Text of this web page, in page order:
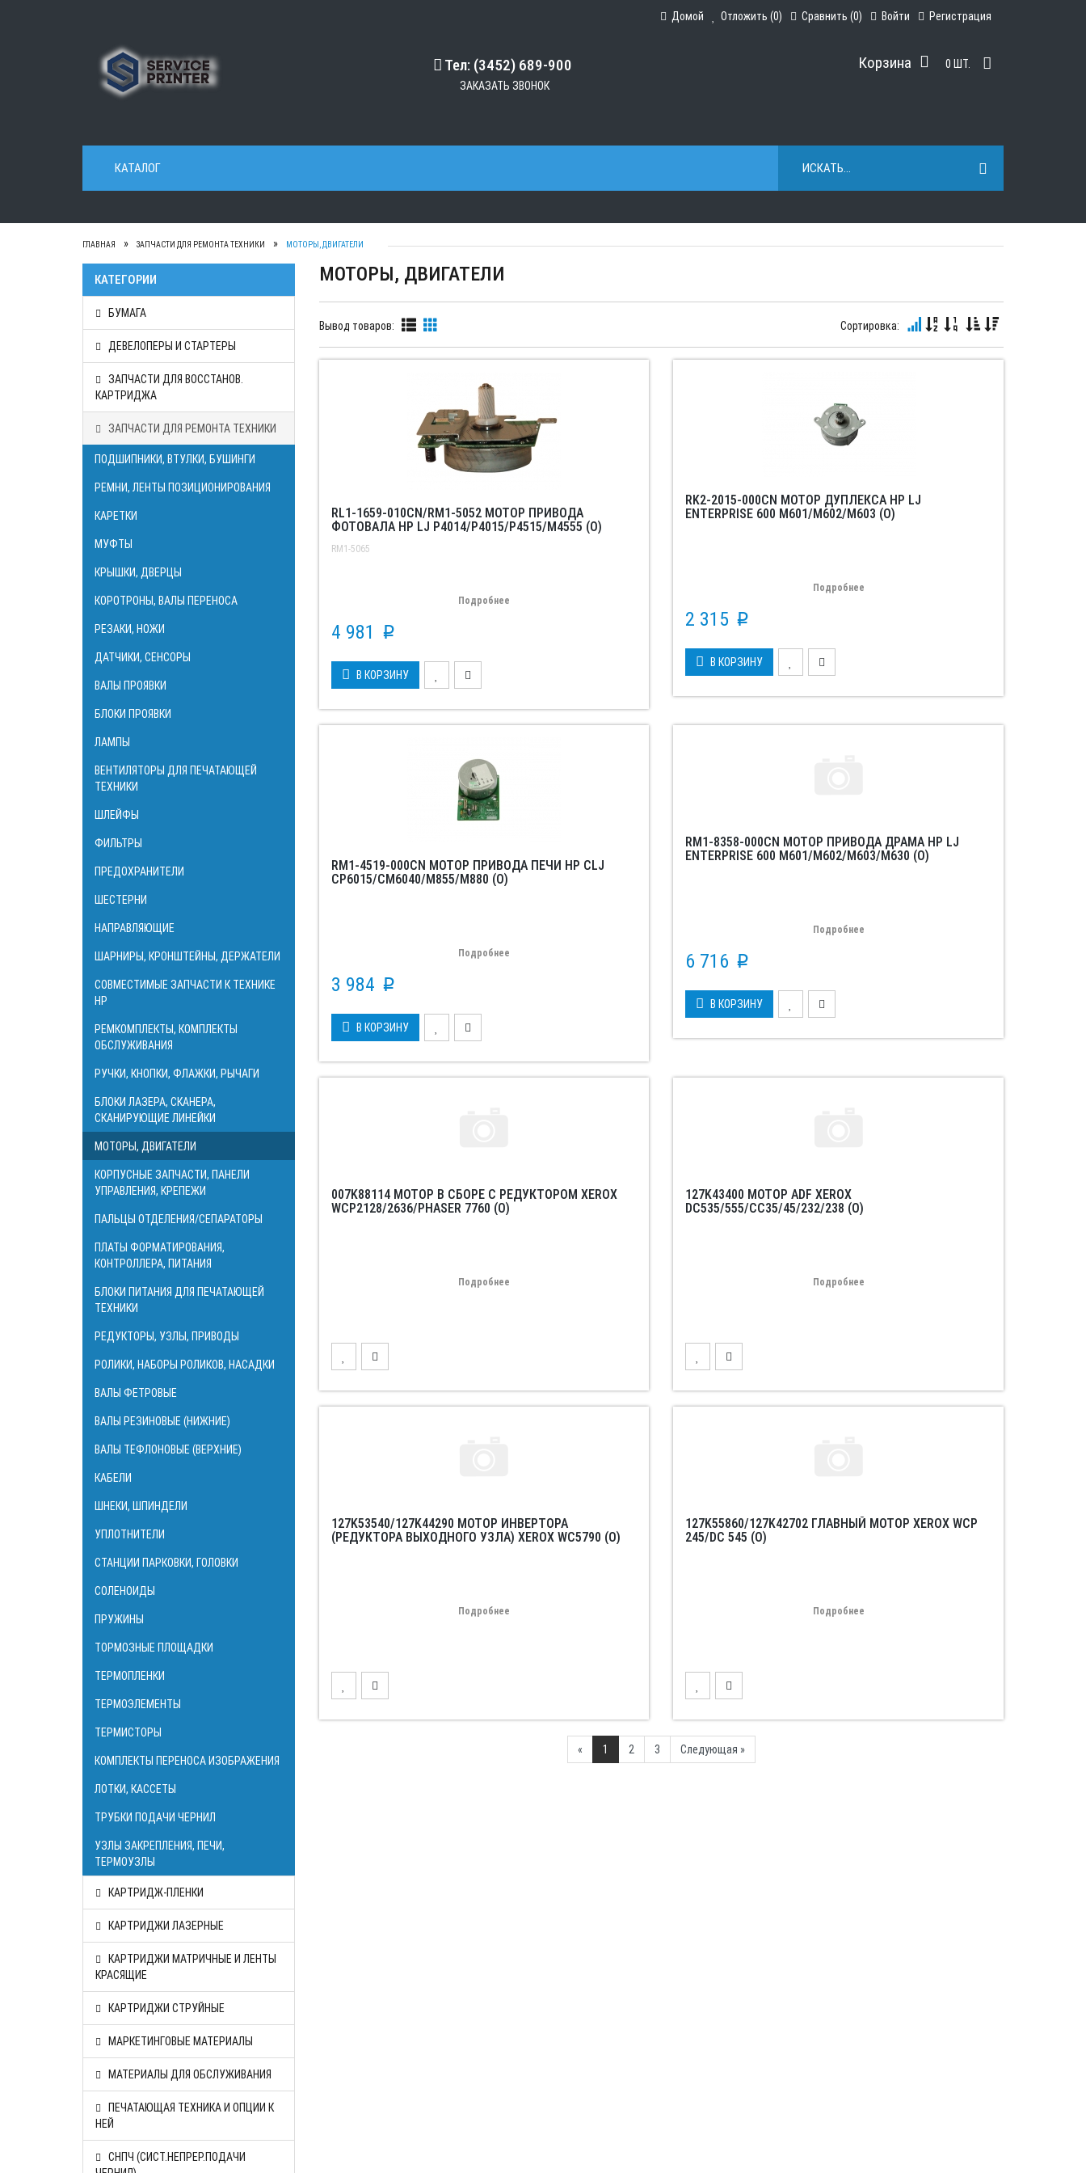
Домой Отложить (0) Сравнить (0) Войти Регистрация
Тел: (3452) 689-900
ЗАКАЗАТЬ ЗВОНОК
Корзина 0 ШТ.
КАТАЛОГ
ГЛАВНАЯ ЗАПЧАСТИ ДЛЯ РЕМОНТА ТЕХНИКИ МОТОРЫ, ДВИГАТЕЛИ
КАТЕГОРИИ
БУМАГА
ДЕВЕЛОПЕРЫ И СТАРТЕРЫ
ЗАПЧАСТИ ДЛЯ ВОССТАНОВ.
КАРТРИДЖА
ЗАПЧАСТИ ДЛЯ РЕМОНТА ТЕХНИКИ
ПОДШИПНИКИ, ВТУЛКИ, БУШИНГИ
РЕМНИ, ЛЕНТЫ ПОЗИЦИОНИРОВАНИЯ
КАРЕТКИ
МУФТЫ
КРЫШКИ, ДВЕРЦЫ
КОРОТРОНЫ, ВАЛЫ ПЕРЕНОСА
РЕЗАКИ, НОЖИ
ДАТЧИКИ, СЕНСОРЫ
ВАЛЫ ПРОЯВКИ
БЛОКИ ПРОЯВКИ
ЛАМПЫ
ВЕНТИЛЯТОРЫ ДЛЯ ПЕЧАТАЮЩЕЙ
ТЕХНИКИ
ШЛЕЙФЫ
ФИЛЬТРЫ
ПРЕДОХРАНИТЕЛИ
ШЕСТЕРНИ
НАПРАВЛЯЮЩИЕ
ШАРНИРЫ, КРОНШТЕЙНЫ, ДЕРЖАТЕЛИ
СОВМЕСТИМЫЕ ЗАПЧАСТИ К ТЕХНИКЕ
HP
РЕМКОМПЛЕКТЫ, КОМПЛЕКТЫ
ОБСЛУЖИВАНИЯ
РУЧКИ, КНОПКИ, ФЛАЖКИ, РЫЧАГИ
БЛОКИ ЛАЗЕРА, СКАНЕРА,
СКАНИРУЮЩИЕ ЛИНЕЙКИ
МОТОРЫ, ДВИГАТЕЛИ
КОРПУСНЫЕ ЗАПЧАСТИ, ПАНЕЛИ
УПРАВЛЕНИЯ, КРЕПЕЖИ
ПАЛЬЦЫ ОТДЕЛЕНИЯ/СЕПАРАТОРЫ
ПЛАТЫ ФОРМАТИРОВАНИЯ,
КОНТРОЛЛЕРА, ПИТАНИЯ
БЛОКИ ПИТАНИЯ ДЛЯ ПЕЧАТАЮЩЕЙ
ТЕХНИКИ
РЕДУКТОРЫ, УЗЛЫ, ПРИВОДЫ
РОЛИКИ, НАБОРЫ РОЛИКОВ, НАСАДКИ
ВАЛЫ ФЕТРОВЫЕ
ВАЛЫ РЕЗИНОВЫЕ (НИЖНИЕ)
ВАЛЫ ТЕФЛОНОВЫЕ (ВЕРХНИЕ)
КАБЕЛИ
ШНЕКИ, ШПИНДЕЛИ
УПЛОТНИТЕЛИ
СТАНЦИИ ПАРКОВКИ, ГОЛОВКИ
СОЛЕНОИДЫ
ПРУЖИНЫ
ТОРМОЗНЫЕ ПЛОЩАДКИ
ТЕРМОПЛЕНКИ
ТЕРМОЭЛЕМЕНТЫ
ТЕРМИСТОРЫ
КОМПЛЕКТЫ ПЕРЕНОСА ИЗОБРАЖЕНИЯ
ЛОТКИ, КАССЕТЫ
ТРУБКИ ПОДАЧИ ЧЕРНИЛ
УЗЛЫ ЗАКРЕПЛЕНИЯ, ПЕЧИ,
ТЕРМОУЗЛЫ
КАРТРИДЖ-ПЛЕНКИ
КАРТРИДЖИ ЛАЗЕРНЫЕ
КАРТРИДЖИ МАТРИЧНЫЕ И ЛЕНТЫ
КРАСЯЩИЕ
КАРТРИДЖИ СТРУЙНЫЕ
МАРКЕТИНГОВЫЕ МАТЕРИАЛЫ
МАТЕРИАЛЫ ДЛЯ ОБСЛУЖИВАНИЯ
ПЕЧАТАЮЩАЯ ТЕХНИКА И ОПЦИИ К
НЕЙ
СНПЧ (СИСТ.НЕПРЕР.ПОДАЧИ
МОТОРЫ, ДВИГАТЕЛИ
Вывод товаров: Сортировка:
RL1-1659-010CN/RM1-5052 МОТОР ПРИВОДА
ФОТОВАЛА HP LJ P4014/P4015/P4515/M4555 (O)
RM1-5065
Подробнее
4 981 p
В КОРЗИНУ
RK2-2015-000CN МОТОР ДУПЛЕКСА HP LJ
ENTERPRISE 600 M601/M602/M603 (O)
Подробнее
2 315 p
В КОРЗИНУ
RM1-4519-000CN МОТОР ПРИВОДА ПЕЧИ HP CLJ
CP6015/CM6040/M855/M880 (O)
Подробнее
3 984 p
В КОРЗИНУ
RM1-8358-000CN МОТОР ПРИВОДА ДРАМА HP LJ
ENTERPRISE 600 M601/M602/M603/M630 (O)
Подробнее
6 716 p
В КОРЗИНУ
007K88114 МОТОР В СБОРЕ С РЕДУКТОРОМ XEROX
WCP2128/2636/PHASER 7760 (O)
Подробнее
127K43400 МОТОР ADF XEROX
DC535/555/CC35/45/232/238 (O)
Подробнее
127K53540/127K44290 МОТОР ИНВЕРТОРА
(РЕДУКТОРА ВЫХОДНОГО УЗЛА) XEROX WC5790 (O)
Подробнее
127K55860/127K42702 ГЛАВНЫЙ МОТОР XEROX WCP
245/DC 545 (O)
Подробнее
«Previous
1 2 3 Следующая »Next